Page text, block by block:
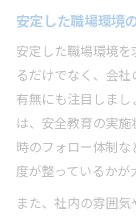
安定した職場環境
安定した職場環境
るだけでなく、会
有無にも注目しま
は、安全教育の実
時のフォロー体制
度が整っているかが
また、社内の雰囲